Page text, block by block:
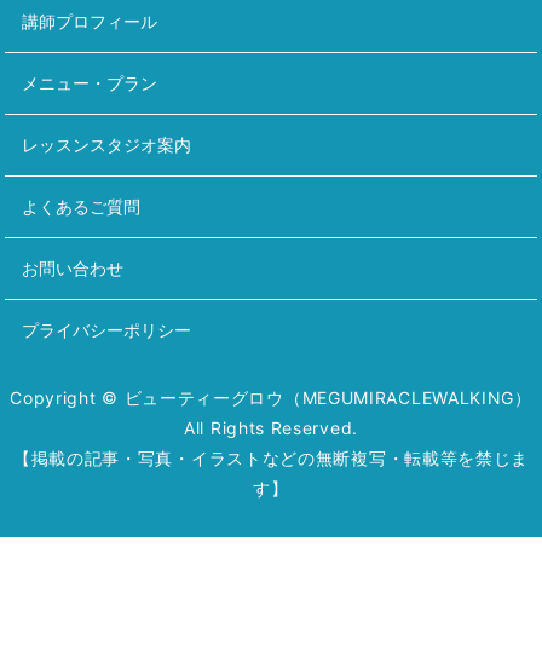
講師プロフィール
メニュー・プラン
レッスンスタジオ案内
よくあるご質問
お問い合わせ
プライバシーポリシー
Copyright © ビューティーグロウ（MEGUMIRACLEWALKING）
All Rights Reserved.
【掲載の記事・写真・イラストなどの無断複写・転載等を禁じま
す】